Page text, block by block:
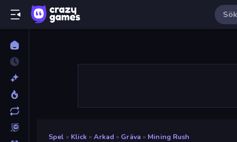
Spel » Klick » Arkad » Gräva » Mining Rush